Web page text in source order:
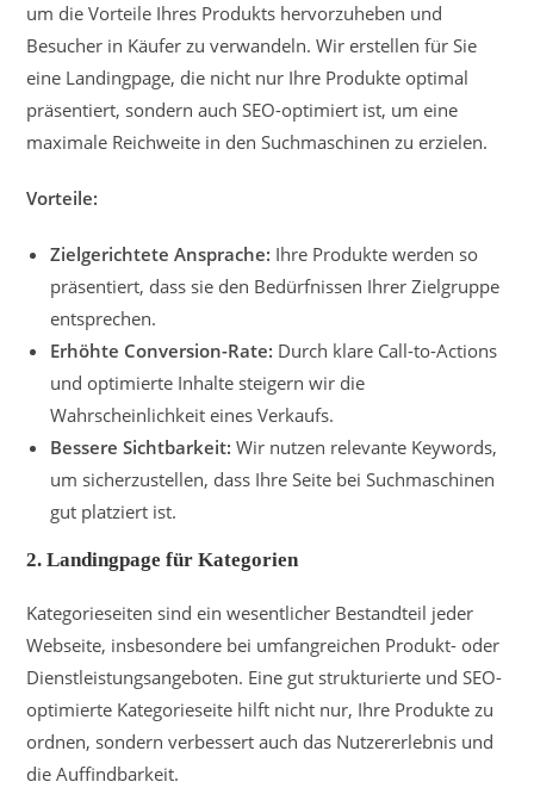
um die Vorteile Ihres Produkts hervorzuheben und
Besucher in Käufer zu verwandeln. Wir erstellen für Sie
eine Landingpage, die nicht nur Ihre Produkte optimal
präsentiert, sondern auch SEO-optimiert ist, um eine
maximale Reichweite in den Suchmaschinen zu erzielen.
Vorteile:
Zielgerichtete Ansprache: Ihre Produkte werden so
präsentiert, dass sie den Bedürfnissen Ihrer Zielgruppe
entsprechen.
Erhöhte Conversion-Rate: Durch klare Call-to-Actions
und optimierte Inhalte steigern wir die
Wahrscheinlichkeit eines Verkaufs.
Bessere Sichtbarkeit: Wir nutzen relevante Keywords,
um sicherzustellen, dass Ihre Seite bei Suchmaschinen
gut platziert ist.
2.Landingpage für Kategorien
Kategorieseiten sind ein wesentlicher Bestandteil jeder
Webseite, insbesondere bei umfangreichen Produkt- oder
Dienstleistungsangeboten. Eine gut strukturierte und SEO-
optimierte Kategorieseite hilft nicht nur, Ihre Produkte zu
ordnen, sondern verbessert auch das Nutzererlebnis und
die Auffindbarkeit.